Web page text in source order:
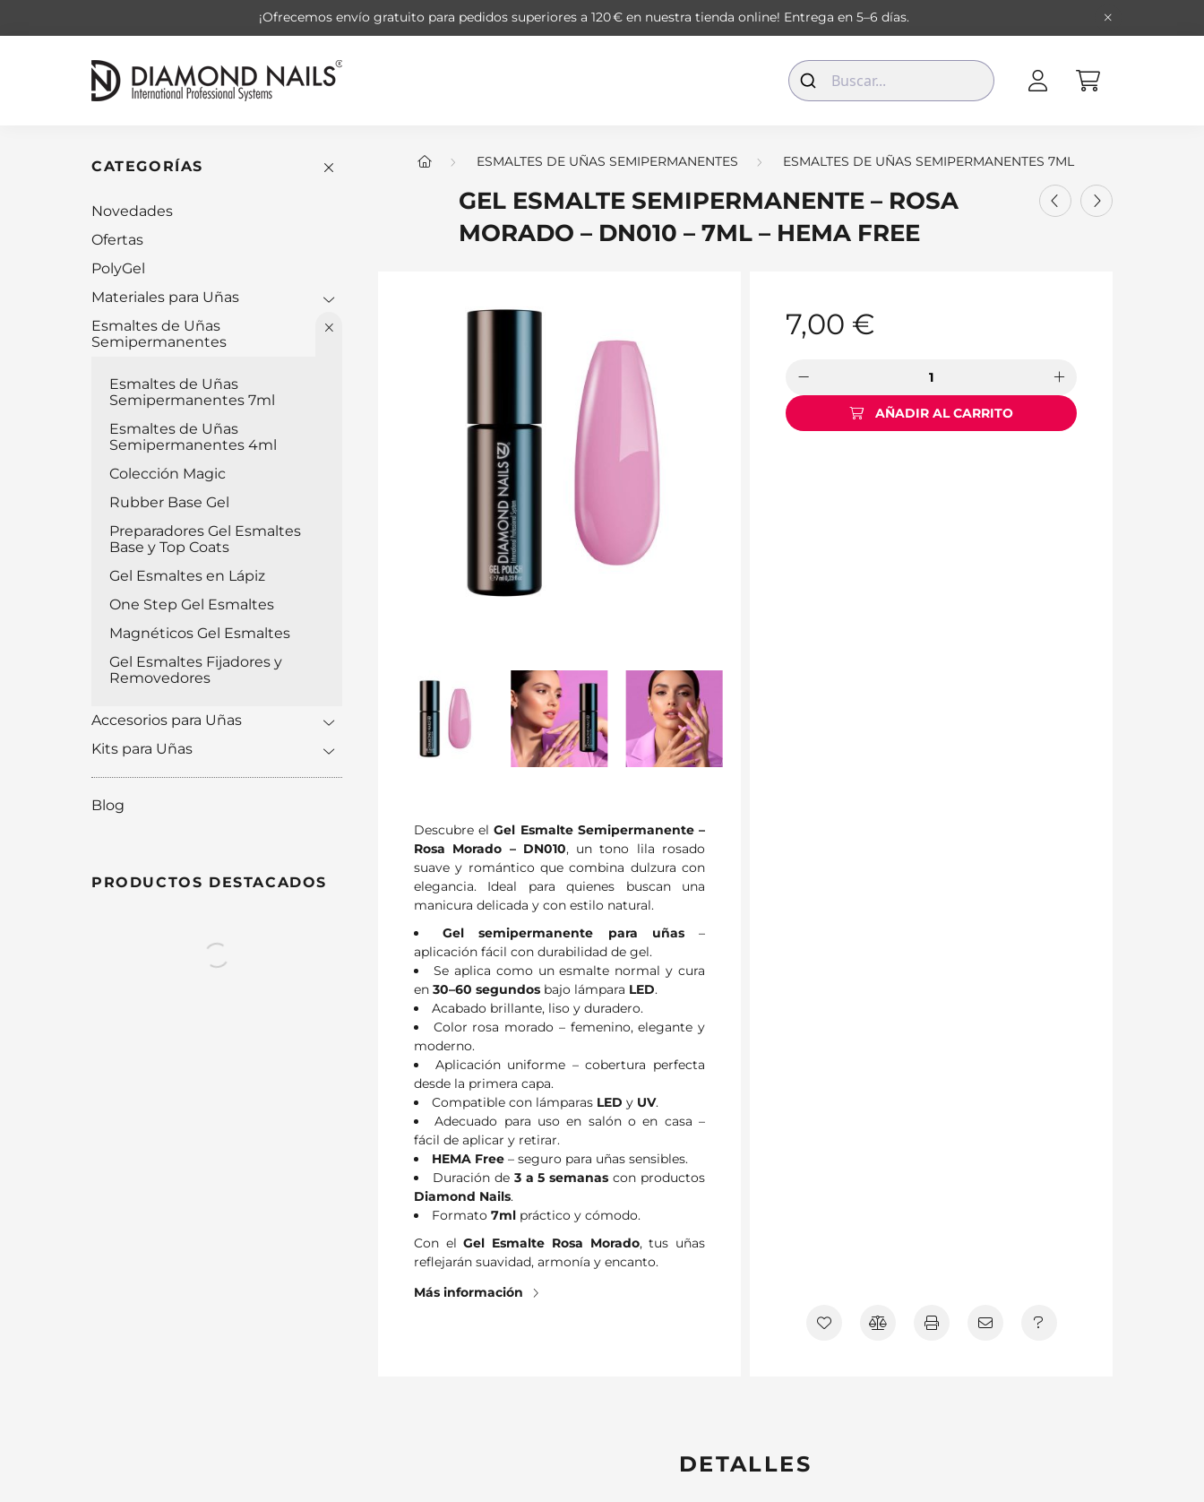
¡Ofrecemos envío gratuito para pedidos superiores a 120 € en nuestra tienda online! Entrega en 5–6 días.
CATEGORÍAS
Novedades
Ofertas
PolyGel
Materiales para Uñas
Esmaltes de Uñas
Semipermanentes
Esmaltes de Uñas
Semipermanentes 7ml
Esmaltes de Uñas
Semipermanentes 4ml
Colección Magic
Rubber Base Gel
Preparadores Gel Esmaltes
Base y Top Coats
Gel Esmaltes en Lápiz
One Step Gel Esmaltes
Magnéticos Gel Esmaltes
Gel Esmaltes Fijadores y
Removedores
Accesorios para Uñas
Kits para Uñas
Blog
PRODUCTOS DESTACADOS
ESMALTES DE UÑAS SEMIPERMANENTES ESMALTES DE UÑAS SEMIPERMANENTES 7ML
GEL ESMALTE SEMIPERMANENTE – ROSA
MORADO – DN010 – 7ML – HEMA FREE
Descubre elGel Esmalte Semipermanente –
Rosa Morado – DN010, un tono lila rosado
suave y romántico que combina dulzura con
elegancia. Ideal para quienes buscan una
manicura delicada y con estilo natural.
Gel semipermanente para uñas–
aplicación fácil con durabilidad de gel.
Se aplica como un esmalte normal y cura
en 30–60 segundos bajo lámpara LED.
Acabado brillante, liso y duradero.
Color rosa morado – femenino, elegante y
moderno.
Aplicación uniforme – cobertura perfecta
desde la primera capa.
Compatible con lámparas LED y UV.
Adecuado para uso en salón o en casa –
fácil de aplicar y retirar.
HEMA Free – seguro para uñas sensibles.
Duración de 3 a 5 semanas con productos
Diamond Nails.
Formato 7ml práctico y cómodo.
Con elGel Esmalte Rosa Morado, tus uñas
reflejarán suavidad, armonía y encanto.
Más información
7,00 €
AÑADIR AL CARRITO
DETALLES